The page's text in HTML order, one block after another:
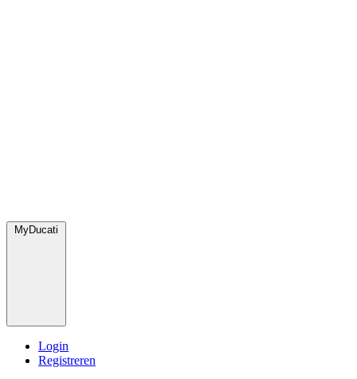
MyDucati
Login
Registreren